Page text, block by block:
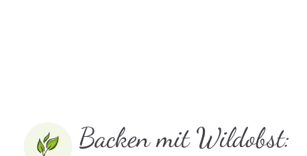
Backen mit Wildobst: